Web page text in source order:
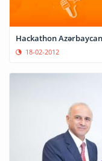
Hackathon
18-02-2012